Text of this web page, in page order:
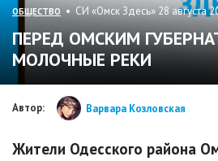
ОБЩЕСТВО • СИ «Омск Здесь» 28 августа
ПЕРЕД ОМСКИМ
МОЛОЧНЫЕ РЕКИ
Автор: Варвара Козловская
Жители Одесского района